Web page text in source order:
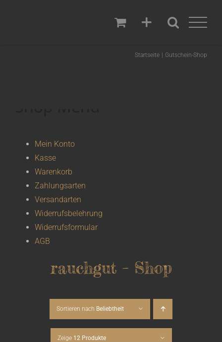
Startseite Gutschein-Shop
rauchgut – Shop
Sortieren nach Beliebtheit
Zeige 12 Produkte
Mein Konto
Kasse
Warenkorb
Zahlungsarten
Versandarten
Widerrufsbelehrung
Widerrufsformular
AGB